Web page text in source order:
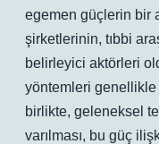
egemen güçlerin bir
şirketlerinin, tıbbi
belirleyici aktörleri
yöntemleri
birlikte, geleneksel
varılması, bu güç